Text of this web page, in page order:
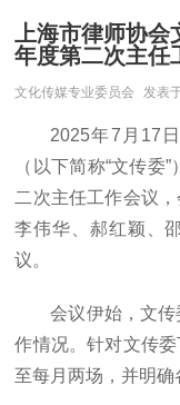
上海市律师协会
年度第二次主任
文化传媒专业委员会 发表
2025年7月17
（以下简称“文传委
二次主任工作会议
李伟华、郝红颖、
议。
会议伊始，文
作情况。针对文传
至每月两场，并明确